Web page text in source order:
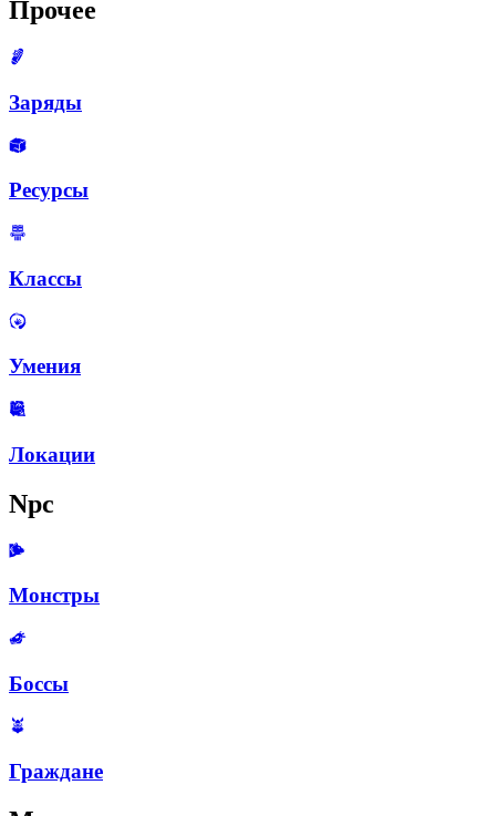
Прочее
Заряды
Ресурсы
Классы
Умения
Локации
Npc
Монстры
Боссы
Граждане